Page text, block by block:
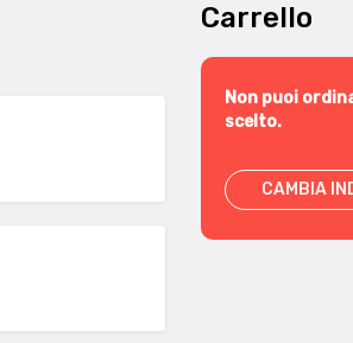
Carrello
Non puoi
scelto.
CAMBIA